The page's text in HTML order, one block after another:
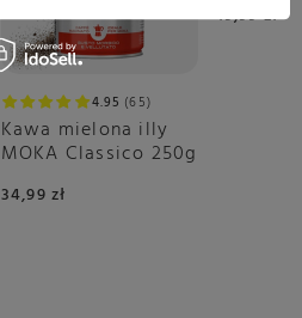
4.95 65
Kawa mielona illy
MOKA Classico 250g
34,99 zł
19,99 zł